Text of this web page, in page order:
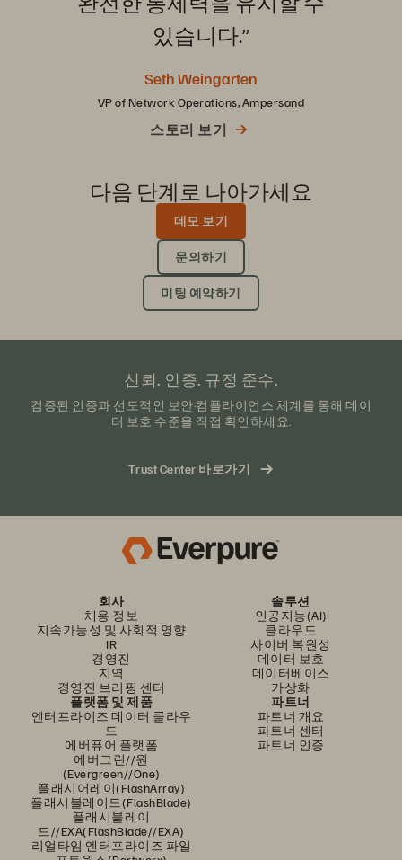
있습니다.”
Seth Weingarten
VP of Network Operations, Ampersand
스토리 보기
다음 단계로 나아가세요
데모 보기
문의하기
미팅 예약하기
신뢰. 인증. 규정 준수.
검증된 인증과 선도적인 보안·컴플라이언스 체계를 통해 데이
터 보호 수준을 직접 확인하세요.
Trust Center 바로가기
회사
채용 정보
지속가능성 및 사회적 영향
IR
경영진
지역
경영진 브리핑 센터
솔루션
인공지능(AI)
클라우드
사이버 복원성
데이터 보호
데이터베이스
가상화
플랫폼 및 제품
엔터프라이즈 데이터 클라우
드
에버퓨어 플랫폼
에버그린//원
(Evergreen//One)
플래시어레이(FlashArray)
플래시블레이드(FlashBlade)
플래시블레이
드//EXA(FlashBlade//EXA)
리얼타임 엔터프라이즈 파일
파트너
파트너 개요
파트너 센터
파트너 인증